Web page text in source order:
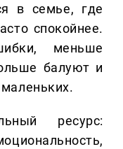
в семье, где
спокойнее.
меньше
балуют и
ресурс: